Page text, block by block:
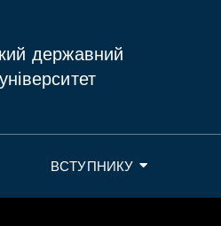
державний
ВСТУПНИКУ